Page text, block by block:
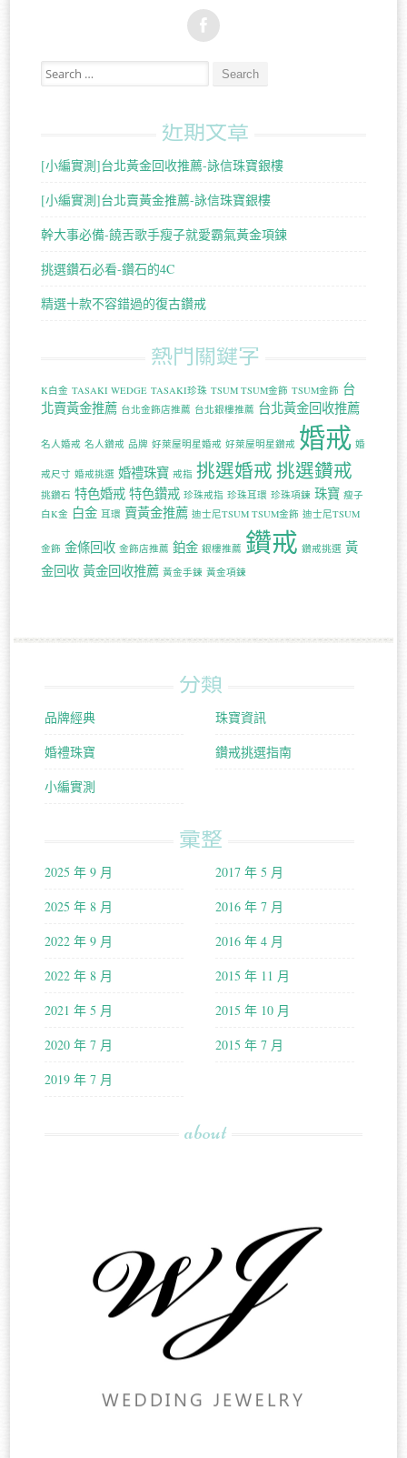
Search for:
近期文章
[小編實測]台北黃金回收推薦-詠信珠寶銀樓
[小編實測]台北賣黃金推薦-詠信珠寶銀樓
幹大事必備-饒舌歌手瘦子就愛霸氣黃金項鍊
挑選鑽石必看-鑽石的4C
精選十款不容錯過的復古鑽戒
熱門關鍵字
K白金 TASAKI WEDGE TASAKI珍珠 TSUM TSUM金飾 TSUM金飾 台
北賣黃金推薦 台北金飾店推薦 台北銀樓推薦 台北黃金回收推薦
名人婚戒 名人鑽戒 品牌 好萊屋明星婚戒 好萊屋明星鑽戒 婚戒 婚
戒尺寸 婚戒挑選 婚禮珠寶 戒指 挑選婚戒挑選鑽戒
挑鑽石 特色婚戒 特色鑽戒 珍珠戒指 珍珠耳環 珍珠項鍊 珠寶 瘦子
白K金 白金 耳環 賣黃金推薦 迪士尼TSUM TSUM金飾 迪士尼TSUM
金飾 金條回收 金飾店推薦 鉑金 銀樓推薦 鑽戒 鑽戒挑選 黃
金回收 黃金回收推薦 黃金手鍊 黃金項鍊
分類
品牌經典
婚禮珠寶
小編實測
珠寶資訊
鑽戒挑選指南
彙整
2025 年 9 月
2025 年 8 月
2022 年 9 月
2022 年 8 月
2021 年 5 月
2020 年 7 月
2019 年 7 月
2017 年 5 月
2016 年 7 月
2016 年 4 月
2015 年 11 月
2015 年 10 月
2015 年 7 月
about